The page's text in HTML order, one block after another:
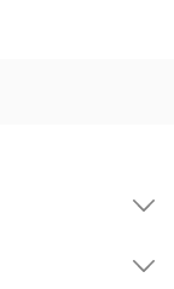
por suas